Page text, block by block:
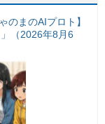
のまのAIプロト】
（2026年8月6